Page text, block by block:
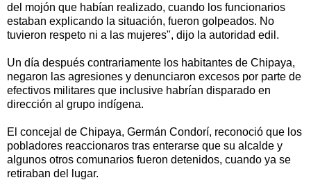
del mojón que habían realizado, cuando los funcionarios
estaban explicando la situación, fueron golpeados. No
tuvieron respeto ni a las mujeres", dijo la autoridad edil.
Un día después contrariamente los habitantes de Chipaya,
negaron las agresiones y denunciaron excesos por parte de
efectivos militares que inclusive habrían disparado en
dirección al grupo indígena.
El concejal de Chipaya, Germán Condorí, reconoció que los
pobladores reaccionaros tras enterarse que su alcalde y
algunos otros comunarios fueron detenidos, cuando ya se
retiraban del lugar.